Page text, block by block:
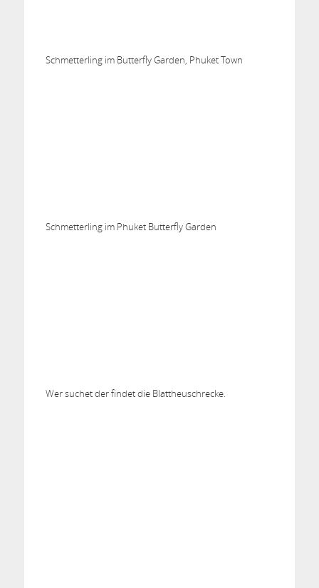
Schmetterling im Butterfly Garden, Phuket Town
Schmetterling im Phuket Butterfly Garden
Wer suchet der findet die Blattheuschrecke.